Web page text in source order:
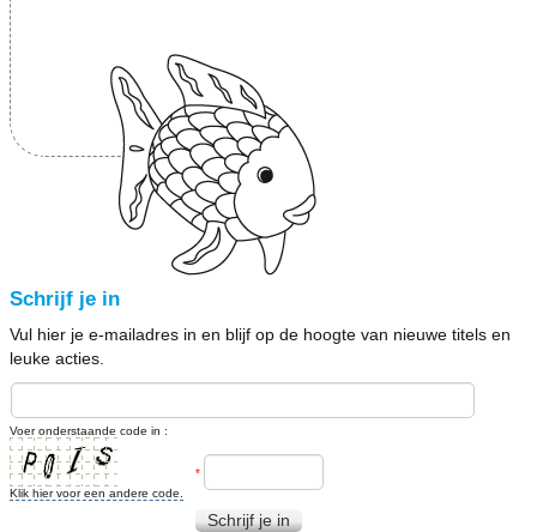
Schrijf je in
Vul hier je e-mailadres in en blijf op de hoogte van nieuwe titels en
leuke acties.
Voer onderstaande code in :
Klik hier voor een andere code.
*
Schrijf je in